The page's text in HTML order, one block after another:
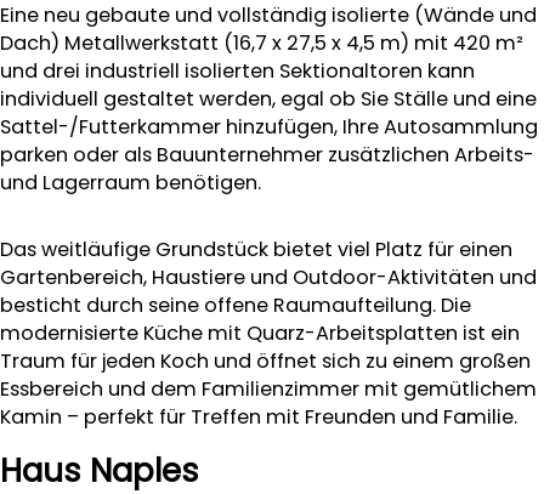
Eine neu gebaute und vollständig isolierte (Wände und
Dach) Metallwerkstatt (16,7 x 27,5 x 4,5 m) mit 420 m²
und drei industriell isolierten Sektionaltoren kann
individuell gestaltet werden, egal ob Sie Ställe und eine
Sattel-/Futterkammer hinzufügen, Ihre Autosammlung
parken oder als Bauunternehmer zusätzlichen Arbeits-
und Lagerraum benötigen.
Das weitläufige Grundstück bietet viel Platz für einen
Gartenbereich, Haustiere und Outdoor-Aktivitäten und
besticht durch seine offene Raumaufteilung. Die
modernisierte Küche mit Quarz-Arbeitsplatten ist ein
Traum für jeden Koch und öffnet sich zu einem großen
Essbereich und dem Familienzimmer mit gemütlichem
Kamin – perfekt für Treffen mit Freunden und Familie.
Haus Naples